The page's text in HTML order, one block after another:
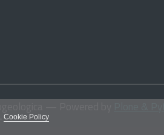
Cookie Policy